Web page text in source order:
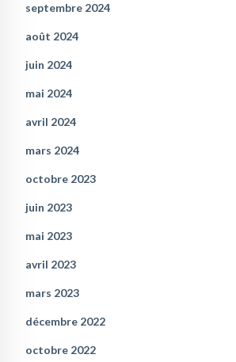
septembre 2024
août 2024
juin 2024
mai 2024
avril 2024
mars 2024
octobre 2023
juin 2023
mai 2023
avril 2023
mars 2023
décembre 2022
octobre 2022